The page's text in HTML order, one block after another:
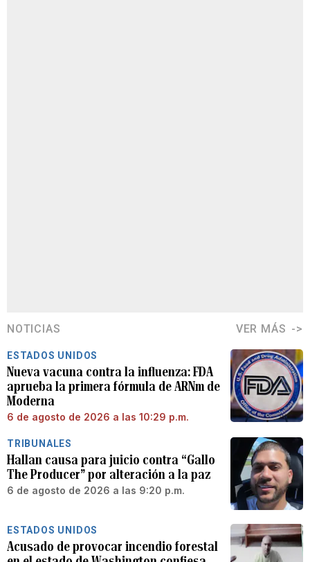
NOTICIAS VER MÁS
ESTADOS UNIDOS
Nueva vacuna contra la influenza: FDA
aprueba la primera fórmula de ARNm de
Moderna
6 de agosto de 2026 a las 10:29 p.m.
TRIBUNALES
Hallan causa para juicio contra “Gallo
The Producer” por alteración a la paz
6 de agosto de 2026 a las 9:20 p.m.
ESTADOS UNIDOS
Acusado de provocar incendio forestal